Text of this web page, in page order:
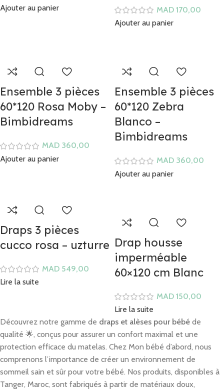
Ajouter au panier
MAD
Ajouter au panier
Ensemble 3 pièces
60*120 Rosa Moby –
Bimbidreams
MAD
Ajouter au panier
Ensemble 3 pièces
60*120 Zebra
Blanco –
Bimbidreams
MAD
Ajouter au panier
Draps 3 pièces
cucco rosa – uzturre
MAD
Lire la suite
Drap housse
imperméable
60×120 cm Blanc
MAD
Lire la suite
Découvrez notre gamme de draps et alèses pour bébé de
qualité 🌟, conçus pour assurer un confort maximal et une
protection efficace du matelas. Chez Mon bébé d’abord, nous
comprenons l’importance de créer un environnement de
sommeil sain et sûr pour votre bébé. Nos produits, disponibles à
Tanger, Maroc, sont fabriqués à partir de matériaux doux,